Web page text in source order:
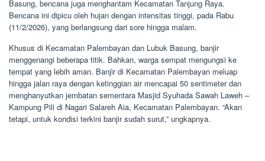
Basung, bencana juga menghantam Kecamatan Tanjung Raya.
Bencana ini dipicu oleh hujan dengan intensitas tinggi, pada Rabu
(11/2/2026), yang berlangsung dari sore hingga malam.
Khusus di Kecamatan Palembayan dan Lubuk Basung, banjir
menggenangi beberapa titik. Bahkan, warga sempat mengungsi ke
tempat yang lebih aman. Banjir di Kecamatan Palembayan meluap
hingga jalan raya dengan ketinggian air mencapai 50 sentimeter dan
menghanyutkan jembatan sementara Masjid Syuhada Sawah Laweh –
Kampung Pili di Nagari Salareh Aia, Kecamatan Palembayan. “Akan
tetapi, untuk kondisi terkini banjir sudah surut,” ungkapnya.